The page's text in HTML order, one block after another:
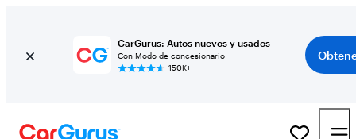
CarGurus: Autos nuevos y usados
Con Modo de concesionario
150K+